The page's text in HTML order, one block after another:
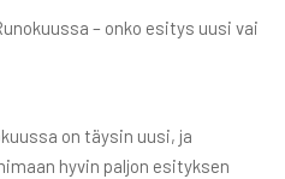
– onko esitys uusi vai
on täysin uusi, ja
hyvin paljon esityksen